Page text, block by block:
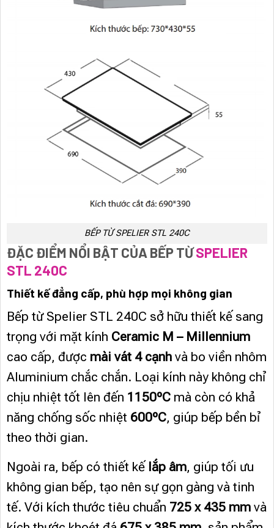
BẾP TỪ SPELIER STL 240C
ĐẶC ĐIỂM NỔI BẬT CỦA BẾP TỪSPELIER
STL 240C
Thiết kế đẳng cấp, phù hợp mọi không gian
Bếp từ Spelier STL 240C sở hữu thiết kế sang
trọng với mặt kính Ceramic M – Millennium
cao cấp, được mài vát 4 cạnh và bo viền nhôm
Aluminium chắc chắn. Loại kính này không chỉ
chịu nhiệt tốt lên đến 1150ºC mà còn có khả
năng chống sốc nhiệt 600ºC, giúp bếp bền bỉ
theo thời gian.
Ngoài ra, bếp có thiết kế lắp âm, giúp tối ưu
không gian bếp, tạo nên sự gọn gàng và tinh
tế. Với kích thước tiêu chuẩn 725 x 435 mm và